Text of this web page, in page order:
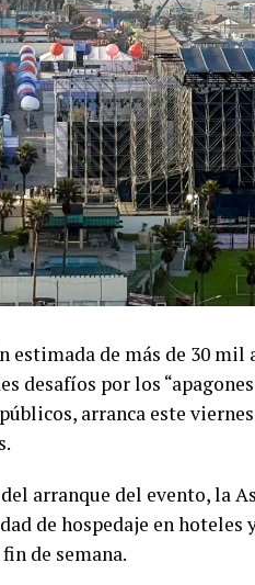
estimada de más de 30
desafíos por los
arranca este
arranque del evento, la
de hospedaje en
de semana.